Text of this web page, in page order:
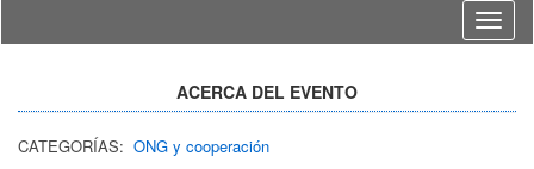
Idioma
ACERCA DEL EVENTO
CATEGORÍAS: ONG y cooperación